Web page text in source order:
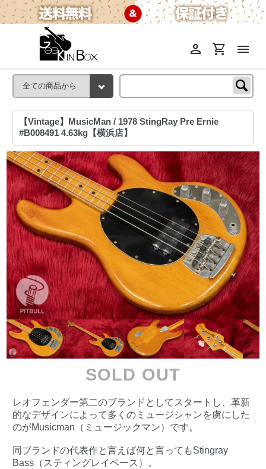
menu
shopping_cart
person
【Vintage】MusicMan / 1978 StingRay Pre Ernie
#B008491 4.63kg【横浜店】
SOLD OUT
レオフェンダー第二のブランドとしてスタートし、革新
的なデザインによって多くのミュージシャンを虜にした
のがMusicman（ミュージックマン）です。
同ブランドの代表作と言えば何と言ってもStingray
Bass（スティングレイベース）。